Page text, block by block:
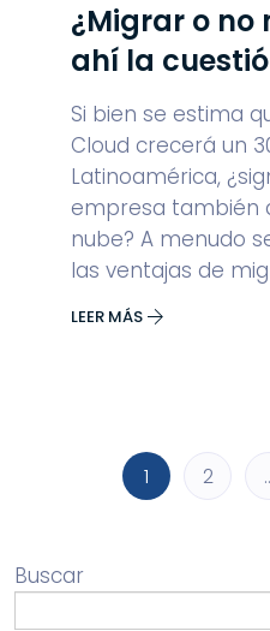
¿Migrar o no
ahí la
Si bien se estima
Cloud crecerá un
Latinoamérica,
empresa también
nube? A menudo
las ventajas de
LEER MÁS
1 2
Buscar